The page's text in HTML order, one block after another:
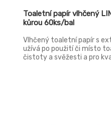
Toaletní papír vlhčený
kůrou 60ks/bal
Vlhčený toaletní papír s
užívá po použití či místo
čistoty a svěžesti a pro